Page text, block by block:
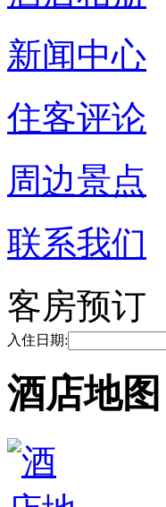
新闻中心
住客评论
周边景点
联系我们
客房预订
入住日期:
酒店地图